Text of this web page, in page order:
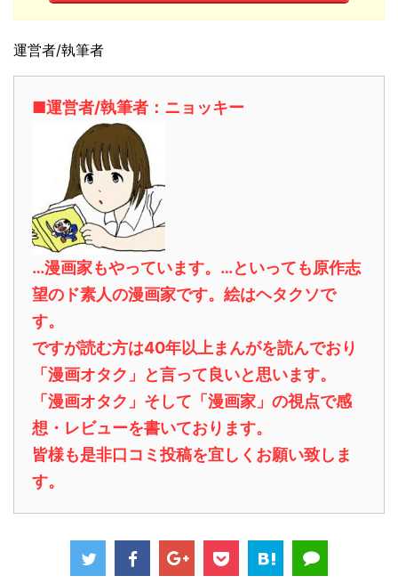
運営者/執筆者
■運営者/執筆者：ニョッキー
…漫画家もやっています。…といっても原作志
望のド素人の漫画家です。絵はヘタクソで
す。
ですが読む方は40年以上まんがを読んでおり
「漫画オタク」と言って良いと思います。
「漫画オタク」そして「漫画家」の視点で感
想・レビューを書いております。
皆様も是非口コミ投稿を宜しくお願い致しま
す。